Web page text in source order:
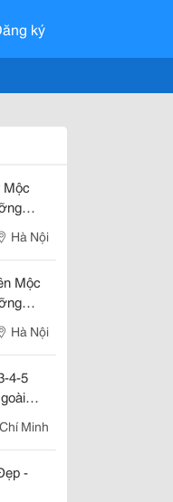
ký
Mộc
Hà Nội
Mộc
Hà Nội
4-5
Minh
-